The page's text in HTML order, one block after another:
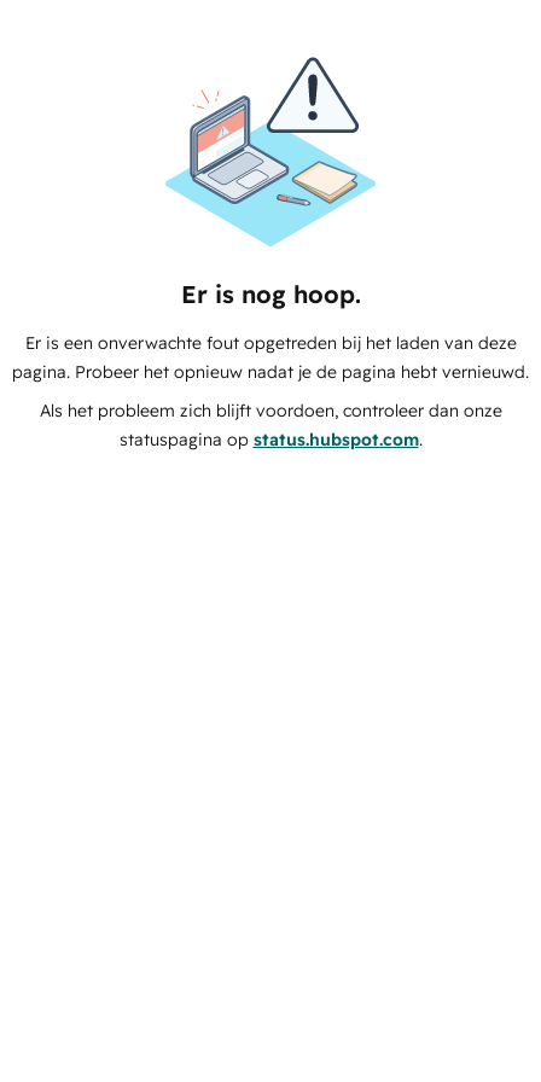
Er is nog hoop.
Er is een onverwachte fout opgetreden bij het laden van deze
pagina. Probeer het opnieuw nadat je de pagina hebt vernieuwd.
Als het probleem zich blijft voordoen, controleer dan onze
statuspagina op status.hubspot.com.